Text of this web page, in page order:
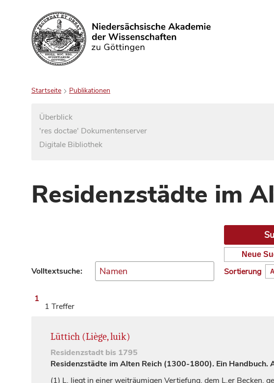
Suchen
Startseite Publikationen
Überblick
'res doctae' Dokumentenserver
Digitale Bibliothek
Residenzstädte im
Volltextsuche:
Neue
Sortierung
1
1 Treffer
Lüttich (Liège, luik)
Residenzstadt bis 1795
Residenzstädte im Alten Reich (1300-1800). Ein
(1) L. liegt in einer weiträumigen Vertiefung, dem L.er Becken,